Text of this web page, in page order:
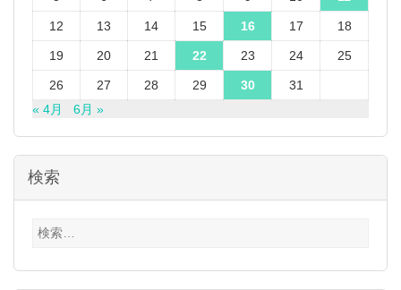
12 13 14 15 16 17 18
19 20 21 22 23 24 25
26 27 28 29 30
31
« 4月
6月 »
検索
検